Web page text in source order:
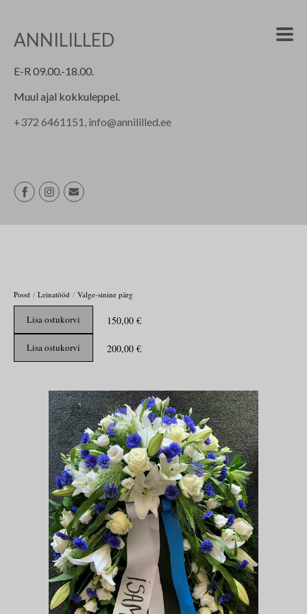
ANNILILLED
E-R 09.00.-18.00.
Muul ajal kokkuleppel.
+372 6461151, info@annililled.ee
Pood / Leinatööd / Valge-sinine pärg
Lisa ostukorvi 150,00 €
Lisa ostukorvi 200,00 €